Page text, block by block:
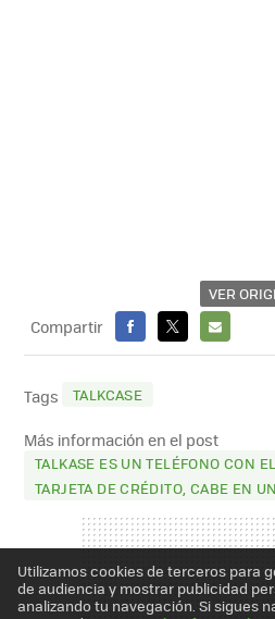
VER
Compartir
FACEBOOK
X
E-
Tags TALKCASE
Más información en el post
TALKASE ES UN TELÉFONO CON
TARJETA DE CRÉDITO, CABE EN
Utilizamos cookies de terceros para
de audiencia y mostrar publicidad
analizando tu navegación. Si sigues